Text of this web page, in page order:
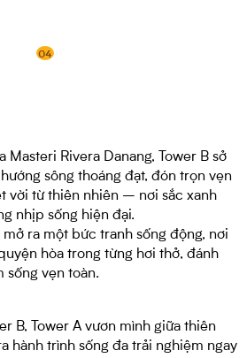
Masteri Rivera Danang, Tower B sở
sông thoáng đạt, đón trọn vẹn
vời từ thiên nhiên – nơi sắc xanh
nhịp sống hiện đại.
ra một bức tranh sống động, nơi
hòa trong từng hơi thở, đánh
sống vẹn toàn.
B, Tower A vươn mình giữa thiên
hành trình sống đa trải nghiệm ngay
04